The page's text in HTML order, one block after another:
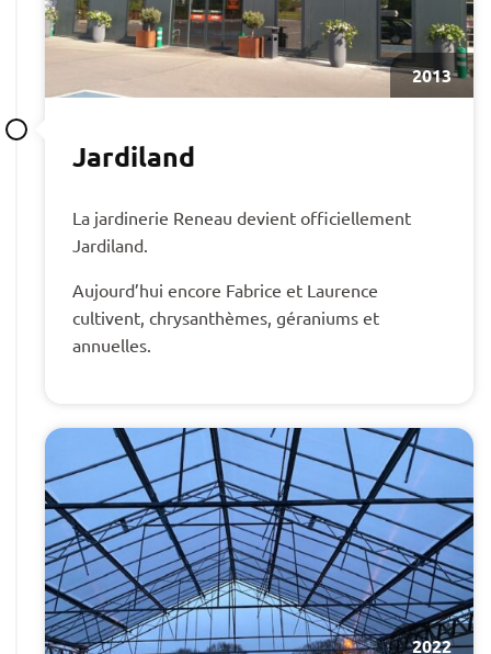
2013
Jardiland
La jardinerie Reneau devient officiellement
Jardiland.
Aujourd’hui encore Fabrice et Laurence
cultivent, chrysanthèmes, géraniums et
annuelles.
2022